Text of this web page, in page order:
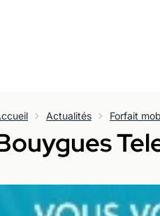
Actualités Forfait